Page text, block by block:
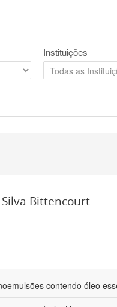
Instituições
Bittencourt
contendo óleo